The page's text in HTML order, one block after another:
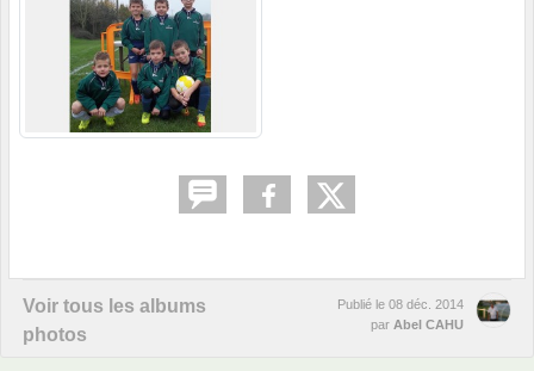
Voir tous les albums
photos
Publié le 08 déc. 2014
par Abel CAHU